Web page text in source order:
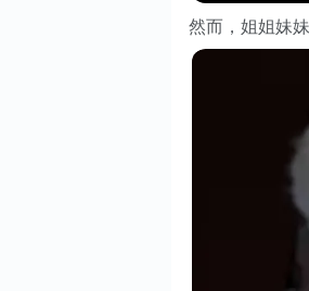
然而，姐姐妹